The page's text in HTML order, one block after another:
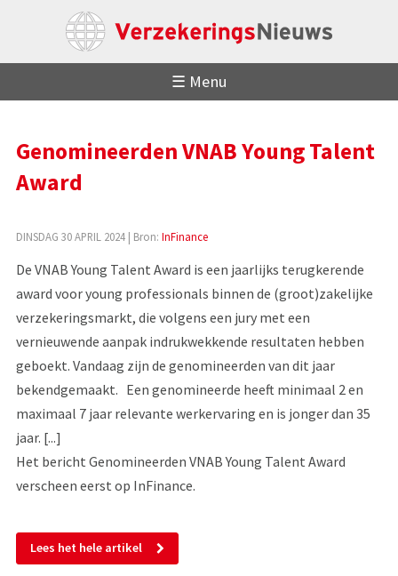
☰ Menu
Genomineerden VNAB Young Talent
Award
DINSDAG 30 APRIL 2024| Bron: InFinance
De VNAB Young Talent Award is een jaarlijks terugkerende
award voor young professionals binnen de (groot)zakelijke
verzekeringsmarkt, die volgens een jury met een
vernieuwende aanpak indrukwekkende resultaten hebben
geboekt. Vandaag zijn de genomineerden van dit jaar
bekendgemaakt. Een genomineerde heeft minimaal 2 en
maximaal 7 jaar relevante werkervaring en is jonger dan 35
jaar. [...]
Het bericht Genomineerden VNAB Young Talent Award
verscheen eerst op InFinance.
Lees het hele artikel